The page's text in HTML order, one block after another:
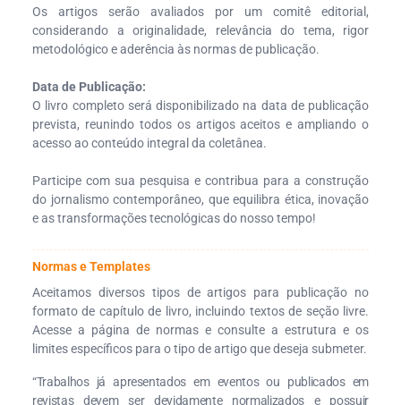
Os artigos serão avaliados por um comitê editorial,
considerando a originalidade, relevância do tema, rigor
metodológico e aderência às normas de publicação.
Data de Publicação:
O livro completo será disponibilizado na data de publicação
prevista, reunindo todos os artigos aceitos e ampliando o
acesso ao conteúdo integral da coletânea.
Participe com sua pesquisa e contribua para a construção
do jornalismo contemporâneo, que equilibra ética, inovação
e as transformações tecnológicas do nosso tempo!
Normas e Templates
Aceitamos diversos tipos de artigos para publicação no
formato de capítulo de livro, incluindo textos de seção livre.
Acesse a página de normas e consulte a estrutura e os
limites específicos para o tipo de artigo que deseja submeter.
“Trabalhos já apresentados em eventos ou publicados em
revistas devem ser devidamente normalizados e possuir